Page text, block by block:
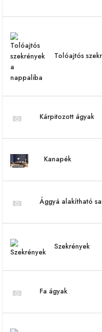
Tolóajtós
Kárpitozott ágyak
Kanapék
Ággyá alakítható
Szekrények
Fa ágyak